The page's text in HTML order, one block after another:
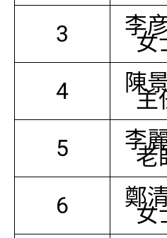
3 李
女
4 陳
主
5 李
老
6 鄭
女